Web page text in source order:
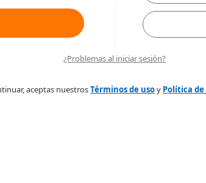
¿Problemas al iniciar sesión?
aceptas nuestrosTérminos de usoy Política